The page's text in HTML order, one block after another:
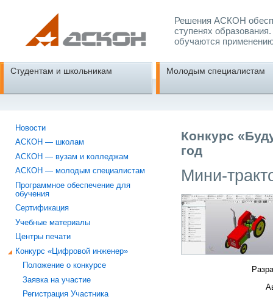
Решения АСКОН
ступенях
обучаются
Студентам и школьникам Молодым специалистам
Новости
АСКОН — школам
АСКОН — вузам и колледжам
АСКОН — молодым специалистам
Программное обеспечение для
обучения
Сертификация
Учебные материалы
Центры печати
Конкурс «Цифровой инженер»
Положение о конкурсе
Заявка на участие
Регистрация Участника
Конкурс
год
Мини-